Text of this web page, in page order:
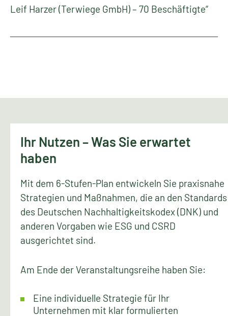
Leif Harzer (Terwiege GmbH) – 70 Beschäftigte“
Ihr Nutzen – Was Sie erwartet
haben
Mit dem 6-Stufen-Plan entwickeln Sie praxisnahe
Strategien und Maßnahmen, die an den Standards
des Deutschen Nachhaltigkeitskodex (DNK) und
anderen Vorgaben wie ESG und CSRD
ausgerichtet sind.
Am Ende der Veranstaltungsreihe haben Sie:
Eine individuelle Strategie für Ihr
Unternehmen mit klar formulierten